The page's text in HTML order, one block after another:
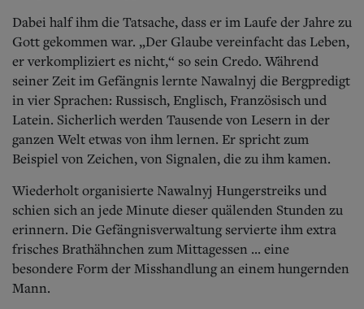
Dabei half ihm die Tatsache, dass er im Laufe der Jahre zu
Gott gekommen war. „Der Glaube vereinfacht das Leben,
er verkompliziert es nicht,“ so sein Credo. Während
seiner Zeit im Gefängnis lernte Nawalnyj die Bergpredigt
in vier Sprachen: Russisch, Englisch, Französisch und
Latein. Sicherlich werden Tausende von Lesern in der
ganzen Welt etwas von ihm lernen. Er spricht zum
Beispiel von Zeichen, von Signalen, die zu ihm kamen.
Wiederholt organisierte Nawalnyj Hungerstreiks und
schien sich an jede Minute dieser quälenden Stunden zu
erinnern. Die Gefängnisverwaltung servierte ihm extra
frisches Brathähnchen zum Mittagessen ... eine
besondere Form der Misshandlung an einem hungernden
Mann.